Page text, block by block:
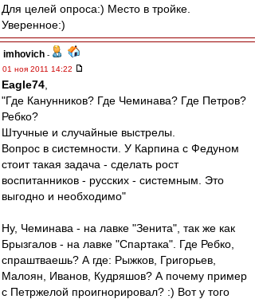
Для целей опроса:) Место в тройке.
Уверенное:)
imhovich -
01 ноя 2011 14:22
Eagle74
"Где Канунников? Где Чеминава? Где Петров?
Ребко?
Штучные и случайные выстрелы.
Вопрос в системности. У Карпина с Федуном
стоит такая задача - сделать рост
воспитанников - русских - системным. Это
выгодно и необходимо"
Ну, Чеминава - на лавке "Зенита", так же как
Брызгалов - на лавке "Спартака". Где Ребко,
спраштваешь? А где: Рыжков, Григорьев,
Малоян, Иванов, Кудряшов? А почему пример
с Петржелой проигнорировал? :) Вот у того